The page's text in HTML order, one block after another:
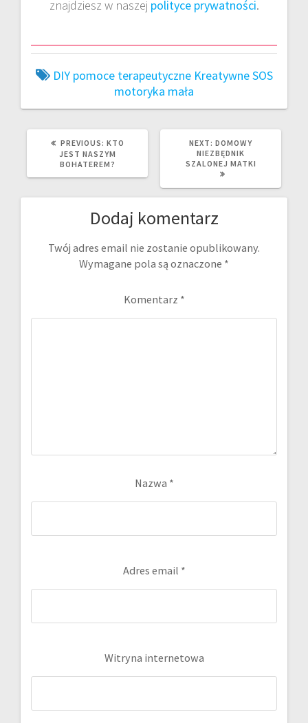
znajdziesz w naszej polityce prywatności.
DIY pomoce terapeutyczne Kreatywne SOS
motoryka mała
PREVIOUS: PREVIOUS
POST:
KTO
JEST NASZYM
BOHATEREM?
NEXT: NEXT
POST:
DOMOWY
NIEZBĘDNIK
SZALONEJ MATKI
Dodaj komentarz
Twój adres email nie zostanie opublikowany.
Wymagane pola są oznaczone *
Komentarz *
Nazwa *
Adres email *
Witryna internetowa